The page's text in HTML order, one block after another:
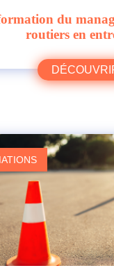
du
routiers en